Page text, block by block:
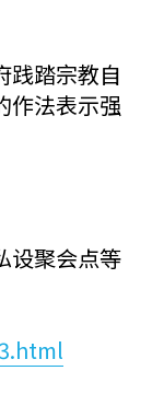
践踏宗教自
作法表示强
设聚会点等